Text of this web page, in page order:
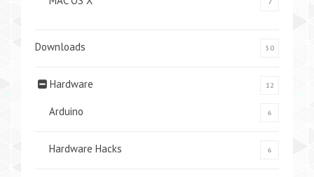
Downloads 50
Hardware 12
Arduino 6
Hardware Hacks 6